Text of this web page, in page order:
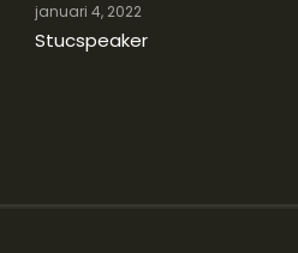
januari 4, 2022
Stucspeaker